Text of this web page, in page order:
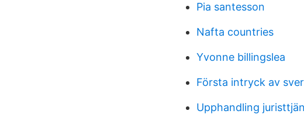
Pia santesson
Nafta countries
Yvonne billingslea
Första intryck av
Upphandling